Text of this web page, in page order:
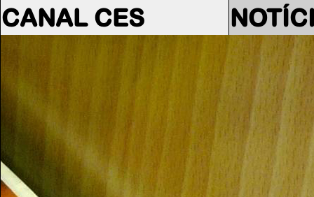
CANAL CES